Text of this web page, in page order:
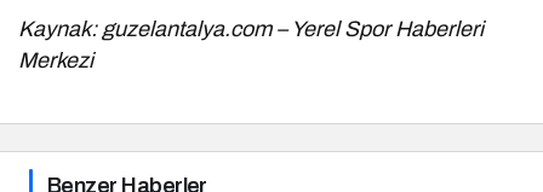
Kaynak: guzelantalya.com – Yerel Spor Haberleri
Merkezi
Benzer Haberler